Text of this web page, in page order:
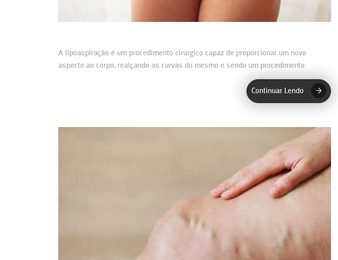
A lipoaspiração é um procedimento cirúrgico capaz de proporcionar um novo
aspecto ao corpo, realçando as curvas do mesmo e sendo um procedimento
Continuar Lendo